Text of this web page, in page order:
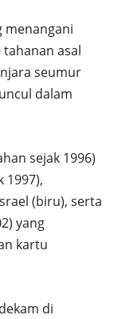
menangani
asal
seumur
dalam
sejak 1996)
1997),
(biru), serta
yang
kartu
di